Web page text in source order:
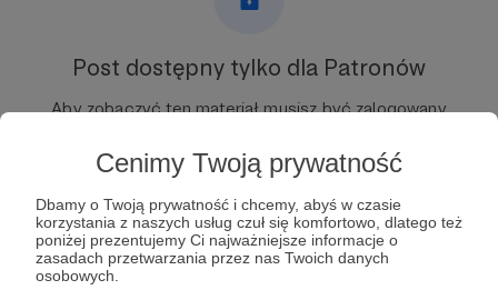
Cenimy Twoją prywatność
Dbamy o Twoją prywatność i chcemy, abyś w czasie
korzystania z naszych usług czuł się komfortowo, dlatego też
poniżej prezentujemy Ci najważniejsze informacje o
zasadach przetwarzania przez nas Twoich danych
osobowych.
Post dostępny tylko dla Patronów
Aby zobaczyć ten materiał musisz być zalogowany
Zostań Patronem
Zaloguj się